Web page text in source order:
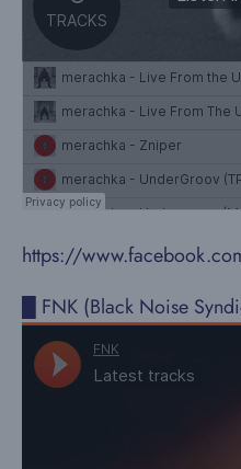
https://
█ FNK (Black Noise